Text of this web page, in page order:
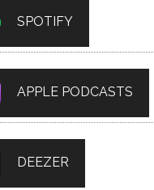
SPOTIFY
APPLE PODCASTS
DEEZER